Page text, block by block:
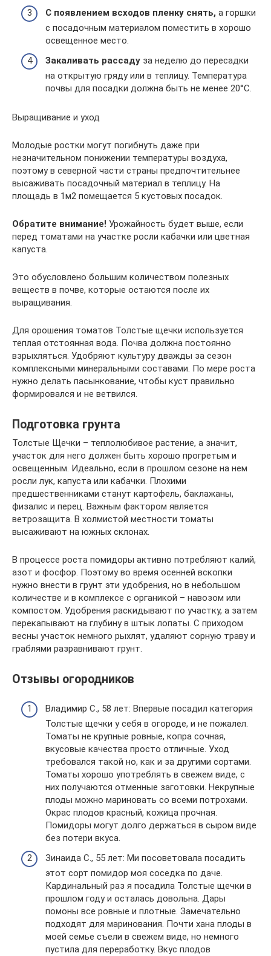
С появлением всходов пленку снять, а горшки
с посадочным материалом поместить в хорошо
освещенное место.
Закаливать рассаду за неделю до пересадки
на открытую гряду или в теплицу. Температура
почвы для посадки должна быть не менее 20°С.
Выращивание и уход
Молодые ростки могут погибнуть даже при
незначительном понижении температуры воздуха,
поэтому в северной части страны предпочтительнее
высаживать посадочный материал в теплицу. На
площадь в 1м2 помещается 5 кустовых посадок.
Обратите внимание! Урожайность будет выше, если
перед томатами на участке росли кабачки или цветная
капуста.
Это обусловлено большим количеством полезных
веществ в почве, которые остаются после их
выращивания.
Для орошения томатов Толстые щечки используется
теплая отстоянная вода. Почва должна постоянно
взрыхляться. Удобряют культуру дважды за сезон
комплексными минеральными составами. По мере роста
нужно делать пасынкование, чтобы куст правильно
формировался и не ветвился.
Подготовка грунта
Толстые Щечки – теплолюбивое растение, а значит,
участок для него должен быть хорошо прогретым и
освещенным. Идеально, если в прошлом сезоне на нем
росли лук, капуста или кабачки. Плохими
предшественниками станут картофель, баклажаны,
физалис и перец. Важным фактором является
ветрозащита. В холмистой местности томаты
высаживают на южных склонах.
В процессе роста помидоры активно потребляют калий,
азот и фосфор. Поэтому во время осенней вскопки
нужно внести в грунт эти удобрения, но в небольшом
количестве и в комплексе с органикой – навозом или
компостом. Удобрения раскидывают по участку, а затем
перекапывают на глубину в штык лопаты. С приходом
весны участок немного рыхлят, удаляют сорную траву и
граблями разравнивают грунт.
Отзывы огородников
Владимир С., 58 лет: Впервые посадил категория
Толстые щечки у себя в огороде, и не пожалел.
Томаты не крупные ровные, копра сочная,
вкусовые качества просто отличные. Уход
требовался такой но, как и за другими сортами.
Томаты хорошо употреблять в свежем виде, с
них получаются отменные заготовки. Некрупные
плоды можно мариновать со всеми потрохами.
Окрас плодов красный, кожица прочная.
Помидоры могут долго держаться в сыром виде
без потери вкуса.
Зинаида С., 55 лет: Ми посоветовала посадить
этот сорт помидор моя соседка по даче.
Кардинальный раз я посадила Толстые щечки в
прошлом году и осталась довольна. Дары
помоны все ровные и плотные. Замечательно
подходят для маринования. Почти хана плоды в
моей семье съели в свежем виде, но немного
пустила для переработку. Вкус плодов